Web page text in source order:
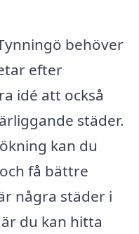
behöver
efter
idé att också
städer.
kan du
få bättre
några städer i
du kan hitta